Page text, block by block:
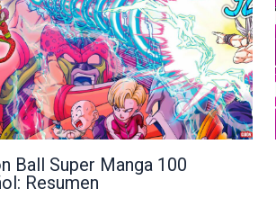
Ball Super Manga 100
Resumen